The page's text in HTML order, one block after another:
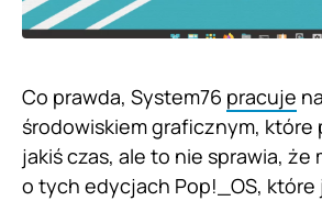
Co prawda, System76 pracuje
środowiskiem graficznym, które
jakiś czas, ale to nie sprawia, że
o tych edycjach Pop!_OS, które